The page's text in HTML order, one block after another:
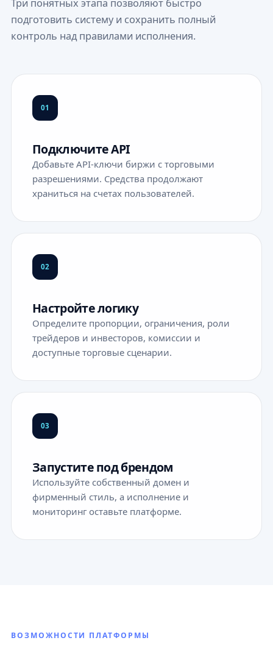
Три понятных этапа позволяют быстро
подготовить систему и сохранить полный
контроль над правилами исполнения.
01
Подключите API
Добавьте API-ключи биржи с торговыми
разрешениями. Средства продолжают
храниться на счетах пользователей.
02
Настройте логику
Определите пропорции, ограничения, роли
трейдеров и инвесторов, комиссии и
доступные торговые сценарии.
03
Запустите под брендом
Используйте собственный домен и
фирменный стиль, а исполнение и
мониторинг оставьте платформе.
ВОЗМОЖНОСТИ ПЛАТФОРМЫ